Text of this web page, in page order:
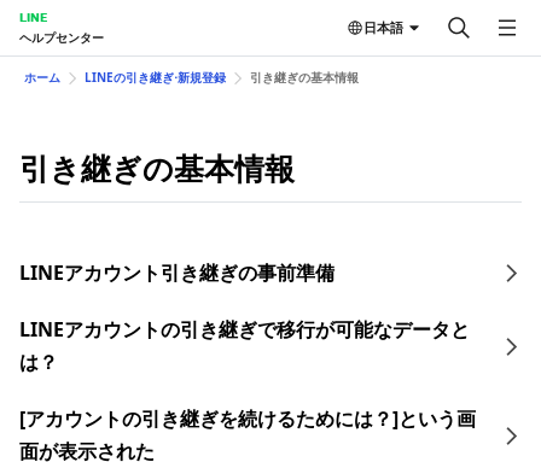
LINE
ヘルプセンター
日本語
ホーム LINEの引き継ぎ⋅新規登録 引き継ぎの基本情報
引き継ぎの基本情報
LINEアカウント引き継ぎの​事前準備
LINEアカウントの引き継ぎで移行が可能なデータと
は？
[アカウントの引き継ぎを続けるためには？]という画
面が表示された